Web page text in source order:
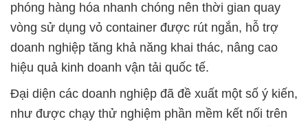
phóng hàng hóa nhanh chóng nên thời gian quay
vòng sử dụng vỏ container được rút ngắn, hỗ trợ
doanh nghiệp tăng khả năng khai thác, nâng cao
hiệu quả kinh doanh vận tải quốc tế.
Đại diện các doanh nghiệp đã đề xuất một số ý kiến,
như được chạy thử nghiệm phần mềm kết nối trên